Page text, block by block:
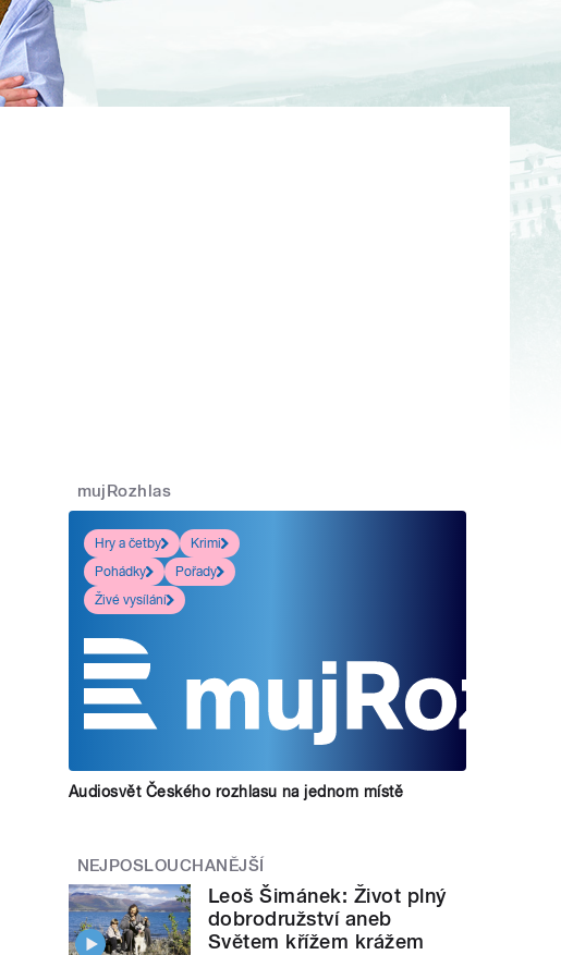
mujRozhlas
Hry a četby
Krimi
Pohádky
Pořady
Živé vysílání
Audiosvět Českého rozhlasu na jednom místě
NEJPOSLOUCHANĚJŠÍ
Leoš Šimánek: Život plný
dobrodružství aneb
Světem křížem krážem